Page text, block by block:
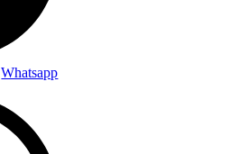
Whatsapp